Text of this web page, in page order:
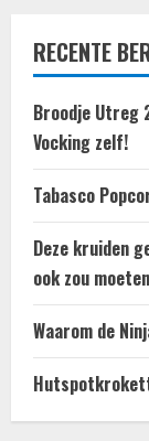
RECENTE
Broodje
Vocking zelf!
Tabasco
Deze kruiden
ook zou
Waarom de